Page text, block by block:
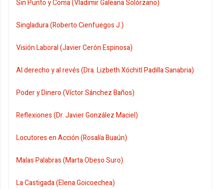
Sin Punto y Coma (Vladimir Galeana Solórzano)
Singladura (Roberto Cienfuegos J.)
Visión Laboral (Javier Cerón Espinosa)
Al derecho y al revés (Dra. Lizbeth Xóchitl Padilla Sanabria)
Poder y Dinero (Víctor Sánchez Baños)
Reflexiones (Dr. Javier González Maciel)
Locutores en Acción (Rosalía Buaún)
Malas Palabras (Marta Obeso Suro)
La Castigada (Elena Goicoechea)